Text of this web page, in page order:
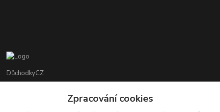
DůchodkyCZ
+420 412384749
Zpracování cookies